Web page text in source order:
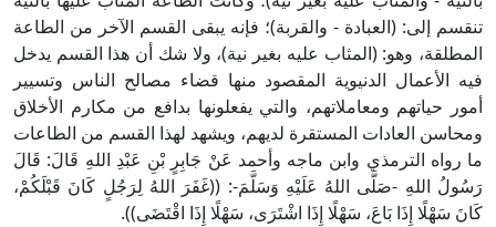
تنقسم إلى: (العبادة - والقربة)؛ فإنه يبقى القسم الآخر من الطاعة
المطلقة، وهو: (المثاب عليه بغير نية)، ولا شك أن هذا القسم يدخل
فيه الأعمال الدنيوية المقصود منها قضاء مصالح الناس وتسيير
أمور حياتهم ومعاملاتهم، والتي يفعلونها بدافع من مكارم الأخلاق
ومحاسن العادات المستقرة لديهم، ويشهد لهذا القسم من الطاعات
ما رواه الترمذي وابن ماجه وأحمد عَنْ جَابِرٍ بْنِ عَبْدِ اللهِ قَالَ: قَالَ
رَسُولُ اللهِ -صَلَّى اللهُ عَلَيْهِ وَسَلَّمَ-: ((غَفَرَ اللهُ لِرَجُلٍ كَانَ قَبْلَكُمْ،
كَانَ سَهْلًا إِذَا بَاعَ، سَهْلًا إِذَا اشْتَرَى، سَهْلًا إِذَا اقْتَضَى)).